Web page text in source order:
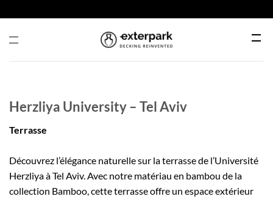
au
contenu
Herzliya University – Tel Aviv
Terrasse
Découvrez l’élégance naturelle sur la terrasse de l’Université
Herzliya à Tel Aviv. Avec notre matériau en bambou de la
collection Bamboo, cette terrasse offre un espace extérieur